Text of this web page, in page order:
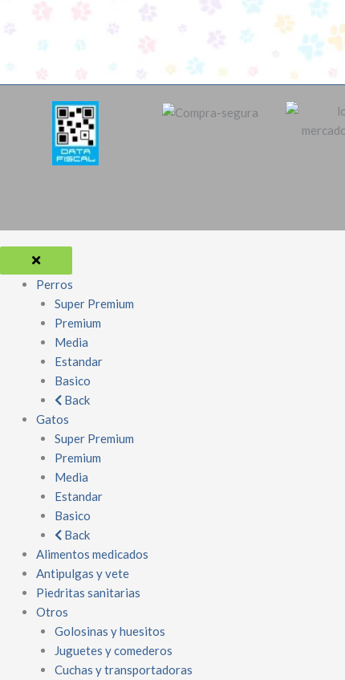
Perros
Super Premium
Premium
Media
Estandar
Basico
Back
Gatos
Super Premium
Premium
Media
Estandar
Basico
Back
Alimentos medicados
Antipulgas y vete
Piedritas sanitarias
Otros
Golosinas y huesitos
Juguetes y comederos
Cuchas y transportadoras